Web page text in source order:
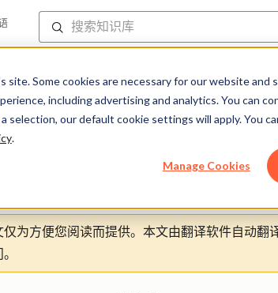
site. Some cookies are necessary for our website
including advertising and analytics. You can
selection, our default cookie settings will apply. You
.
Manage Cookies
识库
仅为方便您阅读而提供。 本文由翻译软件自动翻